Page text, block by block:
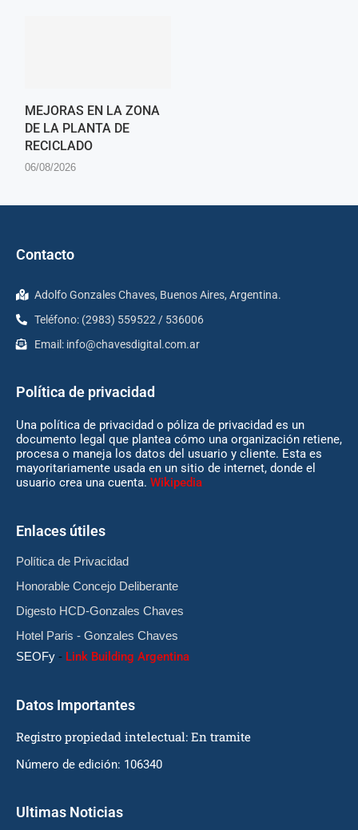
MEJORAS EN LA ZONA
DE LA PLANTA DE
RECICLADO
06/08/2026
Contacto
Adolfo Gonzales Chaves, Buenos Aires, Argentina.
Teléfono: (2983) 559522 / 536006
Email: info@chavesdigital.com.ar
Política de privacidad
Una política de privacidad o póliza de privacidad es un
documento legal que plantea cómo una organización retiene,
procesa o maneja los datos del usuario y cliente. Esta es
mayoritariamente usada en un sitio de internet, donde el
usuario crea una cuenta. Wikipedia
Enlaces útiles
Política de Privacidad
Honorable Concejo Deliberante
Digesto HCD-Gonzales Chaves
Hotel Paris - Gonzales Chaves
SEOFy - Link Building Argentina
Datos Importantes
Registro propiedad intelectual: En tramite
Número de edición: 106340
Ultimas Noticias